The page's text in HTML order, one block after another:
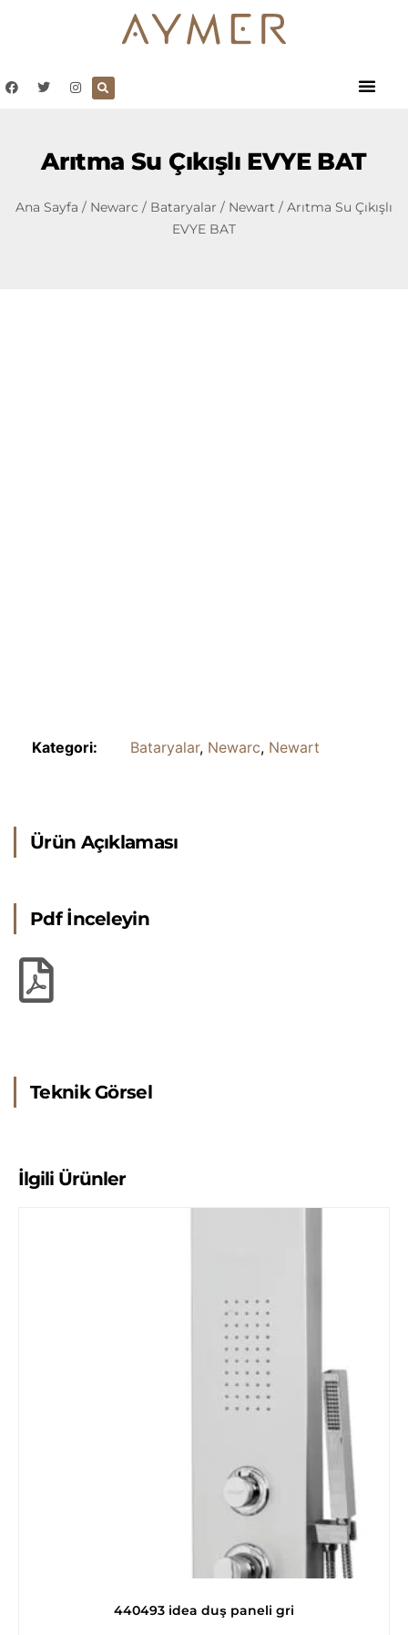
Arıtma Su Çıkışlı EVYE BAT
Ana Sayfa / Newarc / Bataryalar / Newart / Arıtma Su Çıkışlı
EVYE BAT
Kategori: Bataryalar, Newarc, Newart
Ürün Açıklaması
Pdf İnceleyin
Teknik Görsel
İlgili Ürünler
440493 idea duş paneli gri